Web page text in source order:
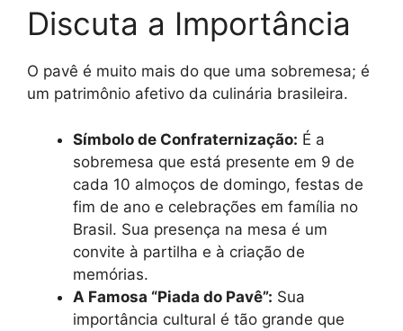
Discuta a Importância
O pavê é muito mais do que uma sobremesa; é
um patrimônio afetivo da culinária brasileira.
Símbolo de Confraternização: É a
sobremesa que está presente em 9 de
cada 10 almoços de domingo, festas de
fim de ano e celebrações em família no
Brasil. Sua presença na mesa é um
convite à partilha e à criação de
memórias.
A Famosa “Piada do Pavê”: Sua
importância cultural é tão grande que